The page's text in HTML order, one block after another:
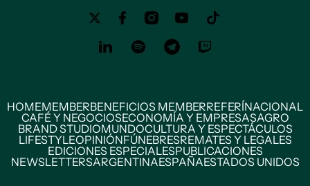
HOMEMEMBERBENEFICIOS MEMBERREFERÍNACIONAL
CAFÉ Y NEGOCIOSECONOMÍA Y EMPRESASAGRO
BRAND STUDIOMUNDOCULTURA Y ESPECTÁCULOS
LIFESTYLEOPINIÓNFÚNEBRESREMATES Y LEGALES
EDICIONES ESPECIALESPUBLICACIONES
NEWSLETTERSARGENTINAESPAÑAESTADOS UNIDOS